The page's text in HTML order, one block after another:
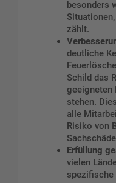
besonders
zählt.
deutliche
Schild das
geeigneten
stehen.
alle
Risiko von
Erfüllung
vielen